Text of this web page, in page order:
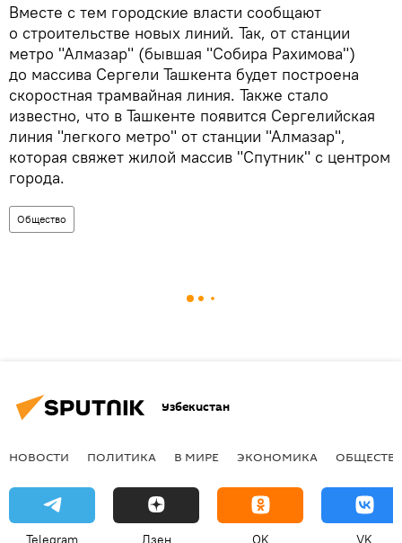
Вместе с тем городские власти сообщают
о строительстве новых линий. Так, от станции
метро "Алмазар" (бывшая "Собира Рахимова")
до массива Сергели Ташкента будет построена
скоростная трамвайная линия. Также стало
известно, что в Ташкенте появится Сергелийская
линия "легкого метро" от станции "Алмазар",
которая свяжет жилой массив "Спутник" с центром
города.
Общество
Узбекистан
НОВОСТИ ПОЛИТИКА В МИРЕ ЭКОНОМИКА
Telegram Дзен OK VK